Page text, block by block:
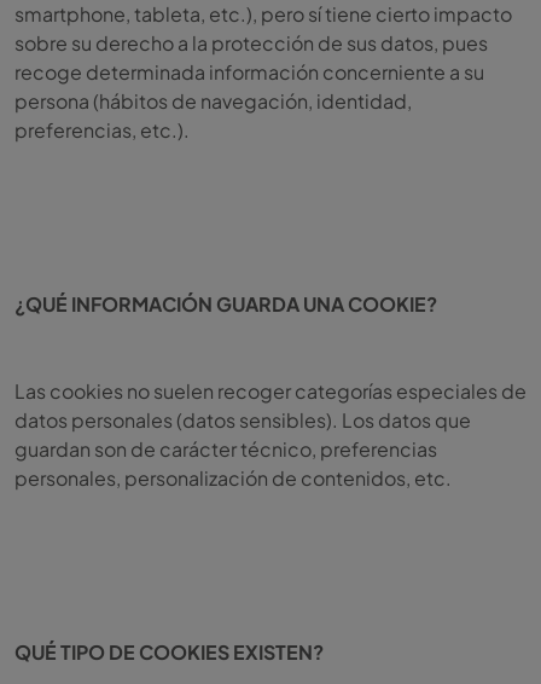
smartphone, tableta, etc.), pero sí tiene cierto impacto
sobre su derecho a la protección de sus datos, pues
recoge determinada información concerniente a su
persona (hábitos de navegación, identidad,
preferencias, etc.).
¿QUÉ INFORMACIÓN GUARDA UNA COOKIE?
Las cookies no suelen recoger categorías especiales de
datos personales (datos sensibles). Los datos que
guardan son de carácter técnico, preferencias
personales, personalización de contenidos, etc.
QUÉ TIPO DE COOKIES EXISTEN?